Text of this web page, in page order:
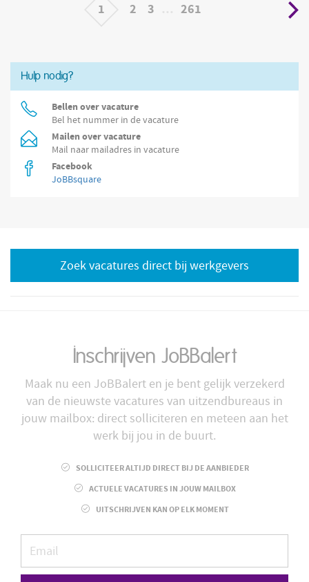
1 2 3 261
Hulp nodig?
Bellen over vacature
Bel het nummer in de vacature
Mailen over vacature
Mail naar mailadres in vacature
Facebook
JoBBsquare
Zoek vacatures direct bij werkgevers
Inschrijven JoBBalert
Maak nu een JoBBalert en je bent gelijk verzekerd
van de nieuwste vacatures van uitzendbureaus in
jouw mailbox: direct solliciteren en meteen aan het
werk bij jou in de buurt.
SOLLICITEER ALTIJD DIRECT BIJ DE AANBIEDER
ACTUELE VACATURES IN JOUW MAILBOX
UITSCHRIJVEN KAN OP ELK MOMENT